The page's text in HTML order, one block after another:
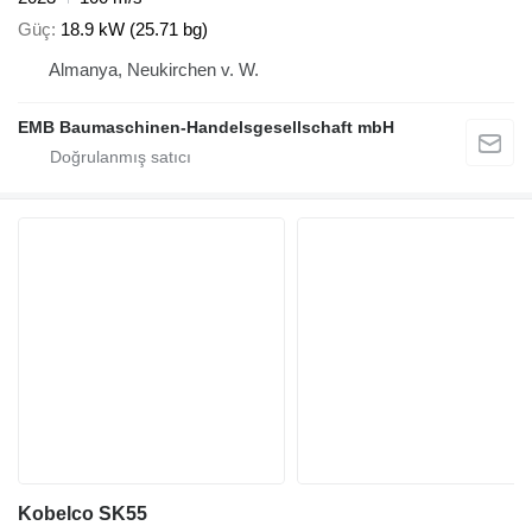
Güç 18.9 kW (25.71 bg)
Almanya, Neukirchen v. W.
EMB Baumaschinen-Handelsgesellschaft mbH
Kobelco SK55